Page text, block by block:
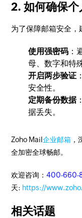
2. 如何确保个
为了保障邮箱安全，
使用强密码 ：
母、数字和特
开启两步验证
安全性。
定期备份数据
据丢失。
Zoho Mail企业邮箱
全加密全球畅邮。
欢迎咨询：400-660-
天: https://
相关话题